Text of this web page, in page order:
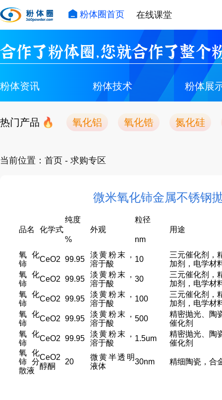
粉体圈首页 在线课堂
合作了粉体圈，您就合作了整个
粉体资讯 粉体技术 粉体展
热门产品 氧化铝 氧化锆 氮化硅
当前位置： 首页 - 求购专区
微米氧化铈金属不锈钢
品名 化学式
纯度
外观
粒径
用途
%
nm
氧化
铈
CeO2 99.95
淡黄粉末，
溶于酸
10
三元催化剂，
加剂，电学材
氧化
铈
CeO2 99.95
淡黄粉末，
溶于酸
30
三元催化剂，
加剂，电学材
氧化
铈
CeO2 99.95
淡黄粉末，
溶于酸
100
三元催化剂，
加剂，电学材
氧化
铈
CeO2 99.95
淡黄粉末，
溶于酸
500
精密抛光、陶
催化剂
氧化
铈
CeO2 99.95
淡黄粉末，
溶于酸
1.5um
精密抛光、陶
催化剂
氧化
铈分
散液
CeO2
醇酮
20
微黄半透明
液体
30nm 精细陶瓷，合